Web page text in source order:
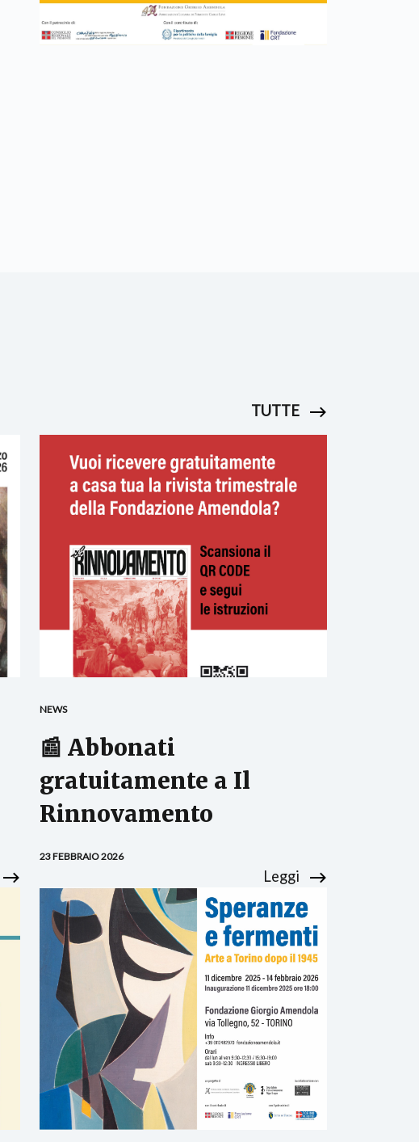
TUTTE
NEWS
📰 Abbonati
gratuitamente a Il
Rinnovamento
23 FEBBRAIO 2026
Leggi